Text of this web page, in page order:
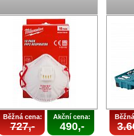
Běžná cena:
727,-
Akční cena:
490,-